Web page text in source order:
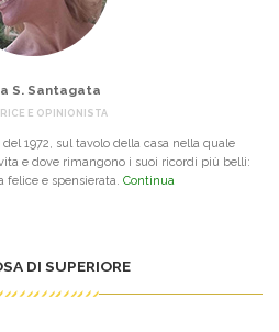
S. Santagata
E OPINIONISTA
1972, sul tavolo della casa nella quale
e dove rimangono i suoi ricordi più belli:
felice e spensierata. Continua
DI SUPERIORE